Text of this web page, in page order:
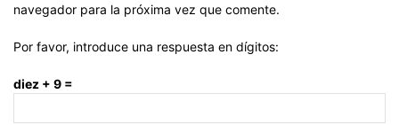
navegador para la próxima vez que comente.
Por favor, introduce una respuesta en dígitos:
diez + 9 =